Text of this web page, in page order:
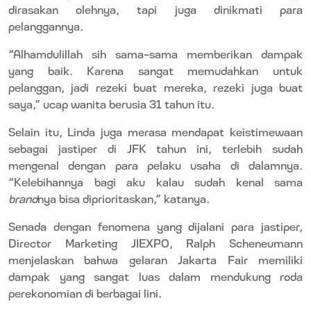
dirasakan olehnya, tapi juga dinikmati para
pelanggannya.
“Alhamdulillah sih sama-sama memberikan dampak
yang baik. Karena sangat memudahkan untuk
pelanggan, jadi rezeki buat mereka, rezeki juga buat
saya,” ucap wanita berusia 31 tahun itu.
Selain itu, Linda juga merasa mendapat keistimewaan
sebagai jastiper di JFK tahun ini, terlebih sudah
mengenal dengan para pelaku usaha di dalamnya.
“Kelebihannya bagi aku kalau sudah kenal sama
brandnya bisa diprioritaskan,” katanya.
Senada dengan fenomena yang dijalani para jastiper,
Director Marketing JIEXPO, Ralph Scheneumann
menjelaskan bahwa gelaran Jakarta Fair memiliki
dampak yang sangat luas dalam mendukung roda
perekonomian di berbagai lini.